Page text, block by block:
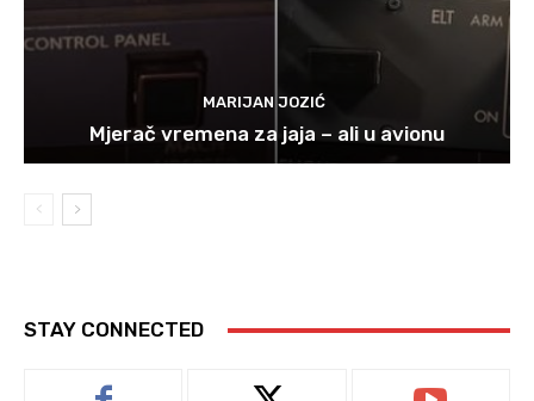
MARIJAN JOZIĆ
Mjerač vremena za jaja – ali u avionu
STAY CONNECTED